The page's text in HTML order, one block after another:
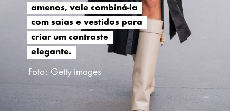
amenos, vale combiná-la
com saias e vestidos para
criar um contraste
elegante.
amenos, vale combiná-la
com saias e vestidos para
criar um contraste
elegante.
Foto: Getty images